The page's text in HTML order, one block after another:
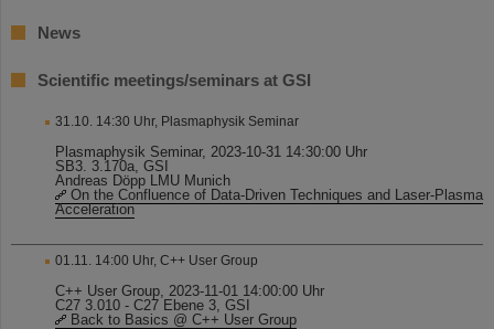
News
Scientific meetings/seminars at GSI
31.10. 14:30 Uhr, Plasmaphysik Seminar
Plasmaphysik Seminar, 2023-10-31 14:30:00 Uhr
SB3. 3.170a, GSI
Andreas Döpp LMU Munich
On the Confluence of Data-Driven Techniques and Laser-Plasma
Acceleration
01.11. 14:00 Uhr, C++ User Group
C++ User Group, 2023-11-01 14:00:00 Uhr
C27 3.010 - C27 Ebene 3, GSI
Back to Basics @ C++ User Group